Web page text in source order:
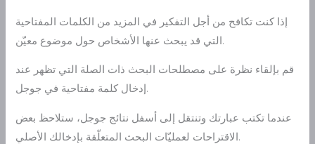
إذا كنت تكافح من أجل التفكير في المزيد من الكلمات المفتاحية
التي قد يبحث عنها الأشخاص حول موضوع معيّن.
قم بإلقاء نظرة على مصطلحات البحث ذات الصلة التي تظهر عند
إدخال كلمة مفتاحية في جوجل.
عندما تكتب عبارتك وتنتقل إلى أسفل نتائج جوجل، ستلاحظ بعض
الاقتراحات لعمليّات البحث المتعلّقة بإدخالك الأصلي.